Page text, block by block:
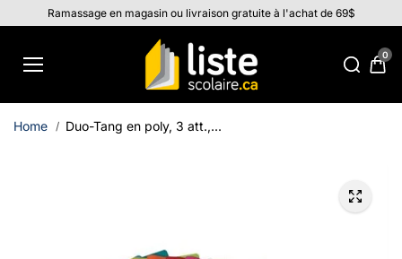
Aller au
contenu
Ramassage en magasin ou livraison gratuite à l'achat de 69$
0
Home Duo-Tang en poly, 3 att.,...